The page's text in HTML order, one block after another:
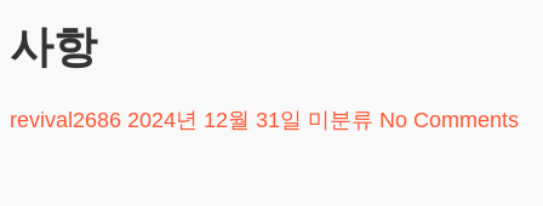
사항
revival2686 2024년 12월 31일 미분류 No Comments